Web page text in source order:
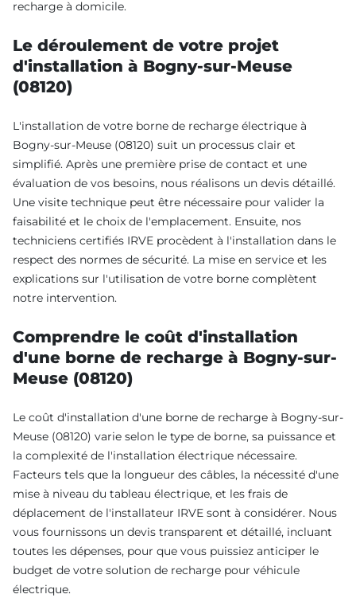
recharge à domicile.
Le déroulement de votre projet
d'installation à Bogny-sur-Meuse
(08120)
L'installation de votre borne de recharge électrique à
Bogny-sur-Meuse (08120) suit un processus clair et
simplifié. Après une première prise de contact et une
évaluation de vos besoins, nous réalisons un devis détaillé.
Une visite technique peut être nécessaire pour valider la
faisabilité et le choix de l'emplacement. Ensuite, nos
techniciens certifiés IRVE procèdent à l'installation dans le
respect des normes de sécurité. La mise en service et les
explications sur l'utilisation de votre borne complètent
notre intervention.
Comprendre le coût d'installation
d'une borne de recharge à Bogny-sur-
Meuse (08120)
Le coût d'installation d'une borne de recharge à Bogny-sur-
Meuse (08120) varie selon le type de borne, sa puissance et
la complexité de l'installation électrique nécessaire.
Facteurs tels que la longueur des câbles, la nécessité d'une
mise à niveau du tableau électrique, et les frais de
déplacement de l'installateur IRVE sont à considérer. Nous
vous fournissons un devis transparent et détaillé, incluant
toutes les dépenses, pour que vous puissiez anticiper le
budget de votre solution de recharge pour véhicule
électrique.